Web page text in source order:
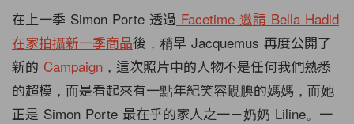
在上一季 Simon Porte 透過 Facetime 邀請 Bella Hadid
在家拍攝新一季商品後，稍早 Jacquemus 再度公開了
新的 Campaign ，這次照片中的人物不是任何我們熟悉
的超模，而是看起來有一點年紀笑容靦腆的媽媽，而她
正是 Simon Porte 最在乎的家人之一－奶奶 Liline。一